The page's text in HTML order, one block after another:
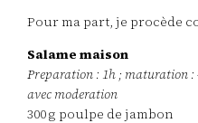
Pour ma part, je procède
Salame maison
Preparation : 1h ; maturation :
avec moderation
300 g poulpe de jambon